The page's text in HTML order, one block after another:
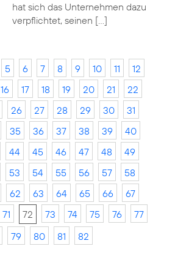
hat sich das Unternehmen dazu
verpflichtet, seinen […]
5 6 7 8 9 10 11
12
16 17 18 19 20 21
22
26 27 28 29 30
31
35 36 37 38 39
40
44 45 46 47 48
49
53 54 55 56 57
58
62 63 64 65 66
67
71 72 73 74 75 76
77
79 80 81 82